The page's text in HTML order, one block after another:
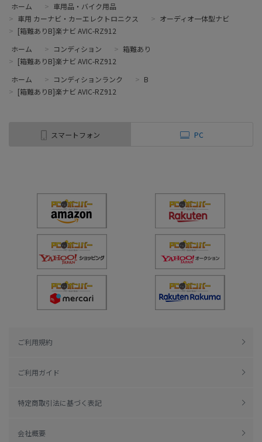
ホーム > 車用品・バイク用品
> 車用 カーナビ・カーエレクトロニクス > オーディオ一体型ナビ
> [箱難ありB]楽ナビ AVIC-RZ912
ホーム
> コンディション > 箱難あり
> [箱難ありB]楽ナビ AVIC-RZ912
ホーム
> コンディションランク > B
> [箱難ありB]楽ナビ AVIC-RZ912
スマートフォン PC
ご利用規約
ご利用ガイド
特定商取引法に基づく表記
会社概要